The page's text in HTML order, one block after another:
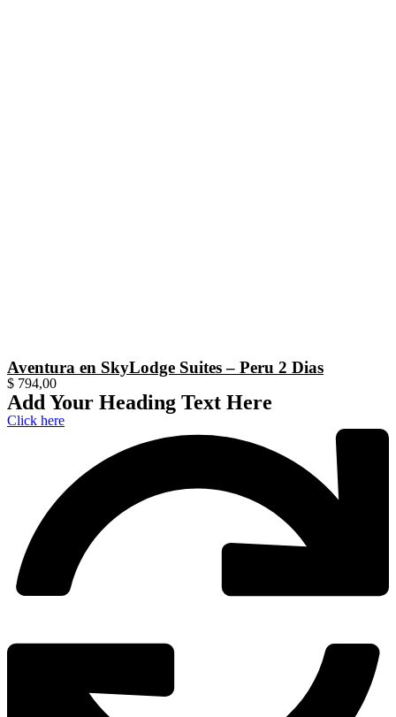
Aventura en SkyLodge Suites – Peru 2 Dias
$ 794,00
Add Your Heading Text Here
Click here